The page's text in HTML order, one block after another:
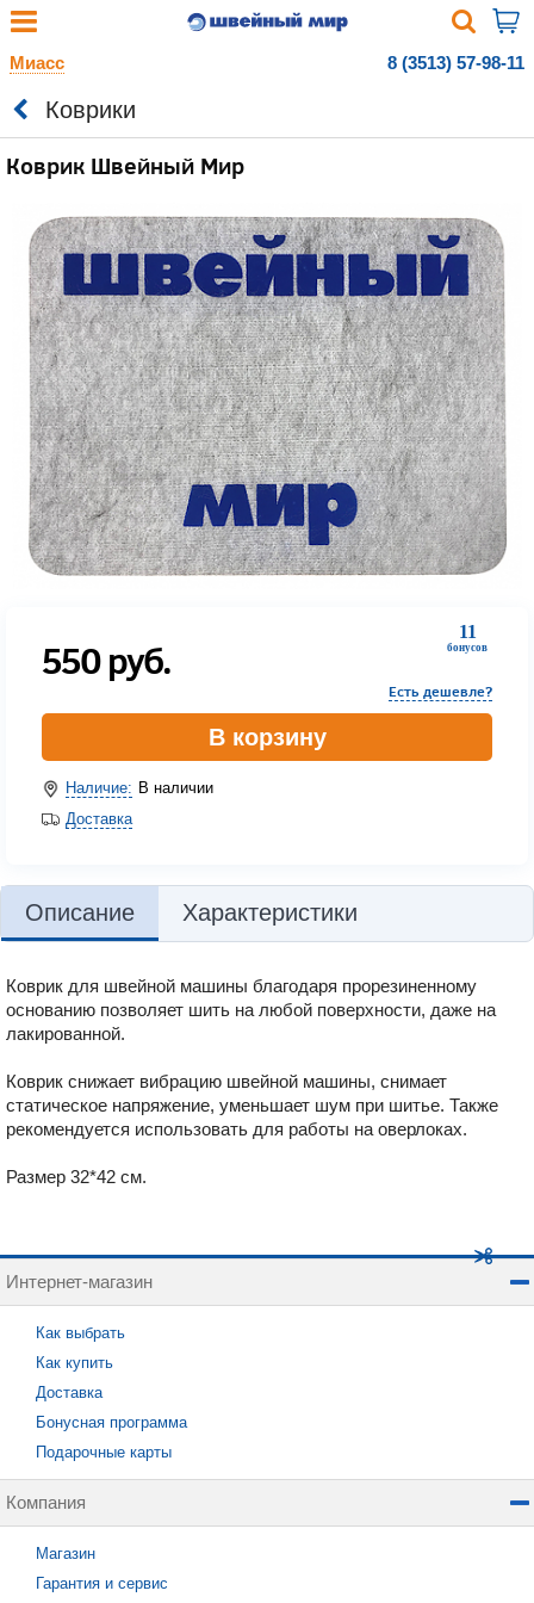
Миасс 8 (3513) 57-98-11
Коврики
Коврик Швейный Мир
11
бонусов
550руб.
Есть дешевле?
В корзину
Наличие: В наличии
Доставка
Описание Характеристики
Коврик для швейной машины благодаря прорезиненному
основанию позволяет шить на любой поверхности, даже на
лакированной.
Коврик снижает вибрацию швейной машины, снимает
статическое напряжение, уменьшает шум при шитье. Также
рекомендуется использовать для работы на оверлоках.
Размер 32*42 см.
Интернет-магазин
Как выбрать
Как купить
Доставка
Бонусная программа
Подарочные карты
Компания
Магазин
Гарантия и сервис